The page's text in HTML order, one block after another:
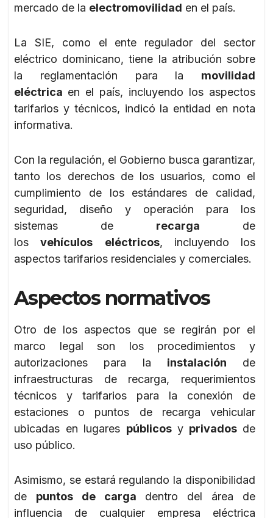
mercado de la electromovilidad en el país.
La SIE, como el ente regulador del sector
eléctrico dominicano, tiene la atribución sobre
la reglamentación para la movilidad
eléctrica en el país, incluyendo los aspectos
tarifarios y técnicos, indicó la entidad en nota
informativa.
Con la regulación, el Gobierno busca garantizar,
tanto los derechos de los usuarios, como el
cumplimiento de los estándares de calidad,
seguridad, diseño y operación para los
sistemas de recarga de
losvehículos eléctricos, incluyendo los
aspectos tarifarios residenciales y comerciales.
Aspectos normativos
Otro de los aspectos que se regirán por el
marco legal son los procedimientos y
autorizaciones para la instalación de
infraestructuras de recarga, requerimientos
técnicos y tarifarios para la conexión de
estaciones o puntos de recarga vehicular
ubicadas en lugares públicos y privados de
uso público.
Asimismo, se estará regulando la disponibilidad
de puntos de carga dentro del área de
influencia de cualquier empresa eléctrica